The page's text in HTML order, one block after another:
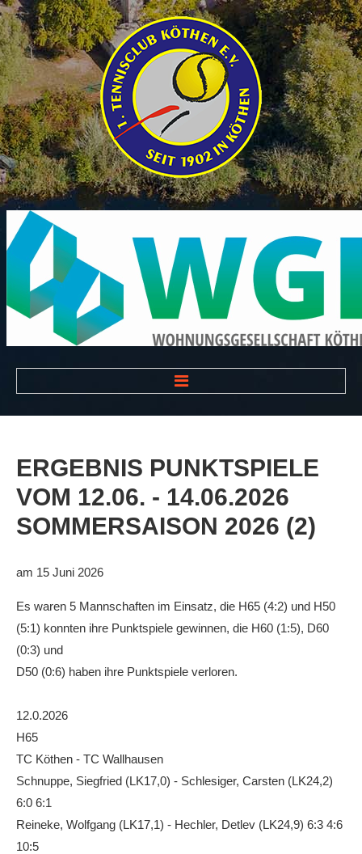
VEREIN
Der Vorstand
Das Clubhaus
Downloads
Bespannungsservice
Die Sponsoren
MANNSCHAFTEN
Punktspiele
Punktspiele Wintersaison 2025/2026
ERGEBNIS PUNKTSPIELE
VOM 12.06. - 14.06.2026
SOMMERSAISON 2026 (2)
am 15 Juni 2026
Es waren 5 Mannschaften im Einsatz, die H65 (4:2) und H50
(5:1) konnten ihre Punktspiele gewinnen, die H60 (1:5), D60
(0:3) und
D50 (0:6) haben ihre Punktspiele verloren.
12.0.2026
H65
TC Köthen - TC Wallhausen
Schnuppe, Siegfried (LK17,0) - Schlesiger, Carsten (LK24,2)
6:0 6:1
Reineke, Wolfgang (LK17,1) - Hechler, Detlev (LK24,9) 6:3 4:6
10:5